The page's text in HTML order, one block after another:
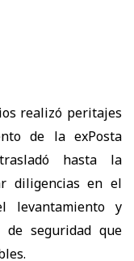
realizó peritajes
de la exPosta
hasta la
diligencias en el
levantamiento y
de seguridad que